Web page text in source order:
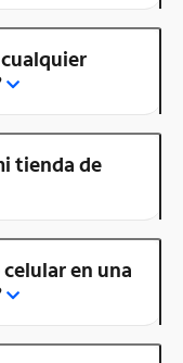
tienda de
en una